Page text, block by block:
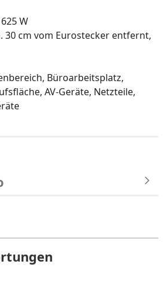
W
30 cm vom Eurostecker entfernt,
Büroarbeitsplatz,
AV-Geräte, Netzteile,